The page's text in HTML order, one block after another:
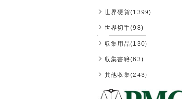
世界硬貨(1399)
世界切手(98)
収集用品(130)
収集書籍(63)
其他収集(243)